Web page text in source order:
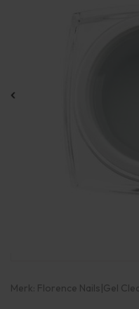
Merk: Florence Nails|Gel